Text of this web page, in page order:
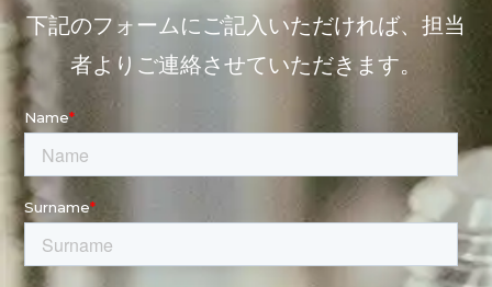
下記のフォームにご記入いただければ、担当
者よりご連絡させていただきます。